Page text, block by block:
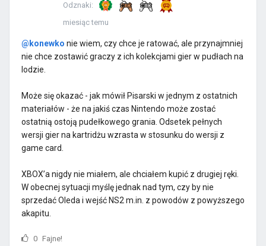
Odznaki:
miesiąc temu
@konewko nie wiem, czy chce je ratować, ale przynajmniej
nie chce zostawić graczy z ich kolekcjami gier w pudłach na
lodzie.
Może się okazać - jak mówił Pisarski w jednym z ostatnich
materiałów - że na jakiś czas Nintendo może zostać
ostatnią ostoją pudełkowego grania. Odsetek pełnych
wersji gier na kartridżu wzrasta w stosunku do wersji z
game card.
XBOX’a nigdy nie miałem, ale chciałem kupić z drugiej ręki.
W obecnej sytuacji myślę jednak nad tym, czy by nie
sprzedać Oleda i wejść NS2 m.in. z powodów z powyższego
akapitu.
0 Fajne!